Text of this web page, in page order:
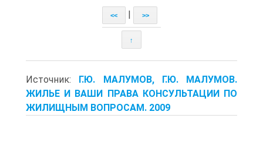
<< >>
↑
Источник: Г.Ю. МАЛУМОВ, Г.Ю. МАЛУМОВ.
ЖИЛЬЕ И ВАШИ ПРАВА КОНСУЛЬТАЦИИ ПО
ЖИЛИЩНЫМ ВОПРОСАМ. 2009